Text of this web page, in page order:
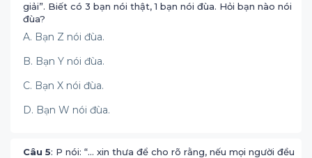
giải”. Biết có 3 bạn nói thật, 1 bạn nói đùa. Hỏi bạn nào nói
đùa?
A. Bạn Z nói đùa.
B. Bạn Y nói đùa.
C. Bạn X nói đùa.
D. Bạn W nói đùa.
Câu 5: P nói: “… xin thưa để cho rõ rằng, nếu mọi người đều